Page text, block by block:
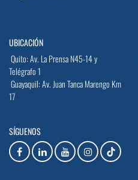
UBICACIÓN
Quito: Av. La Prensa N45-14 y
Telégrafo 1
Guayaquil: Av. Juan Tanca Marengo Km
17
SÍGUENOS